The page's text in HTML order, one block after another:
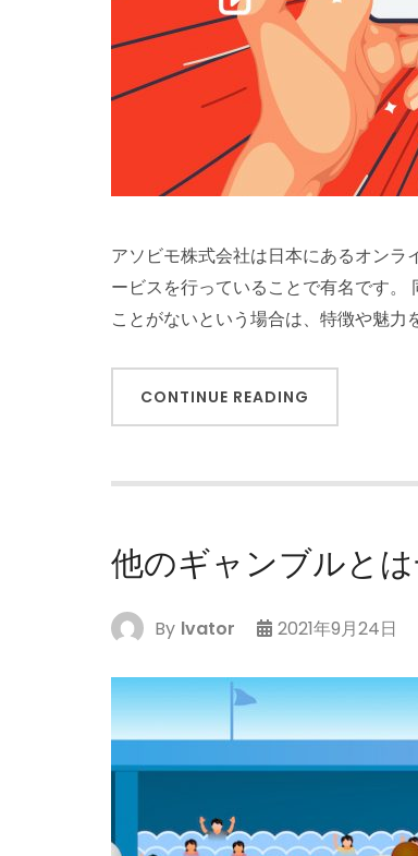
アソビモ株式会社は日本にあるオンラ
ービスを行っていることで有名です
ことがないという場合は、特徴や魅力
CONTINUE READING
他のギャンブルと
By lvator 2021年9月24日